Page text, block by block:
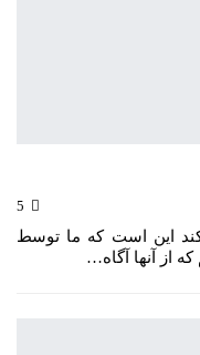
کند این است که ما توسط
از آن‏ها آگاه…